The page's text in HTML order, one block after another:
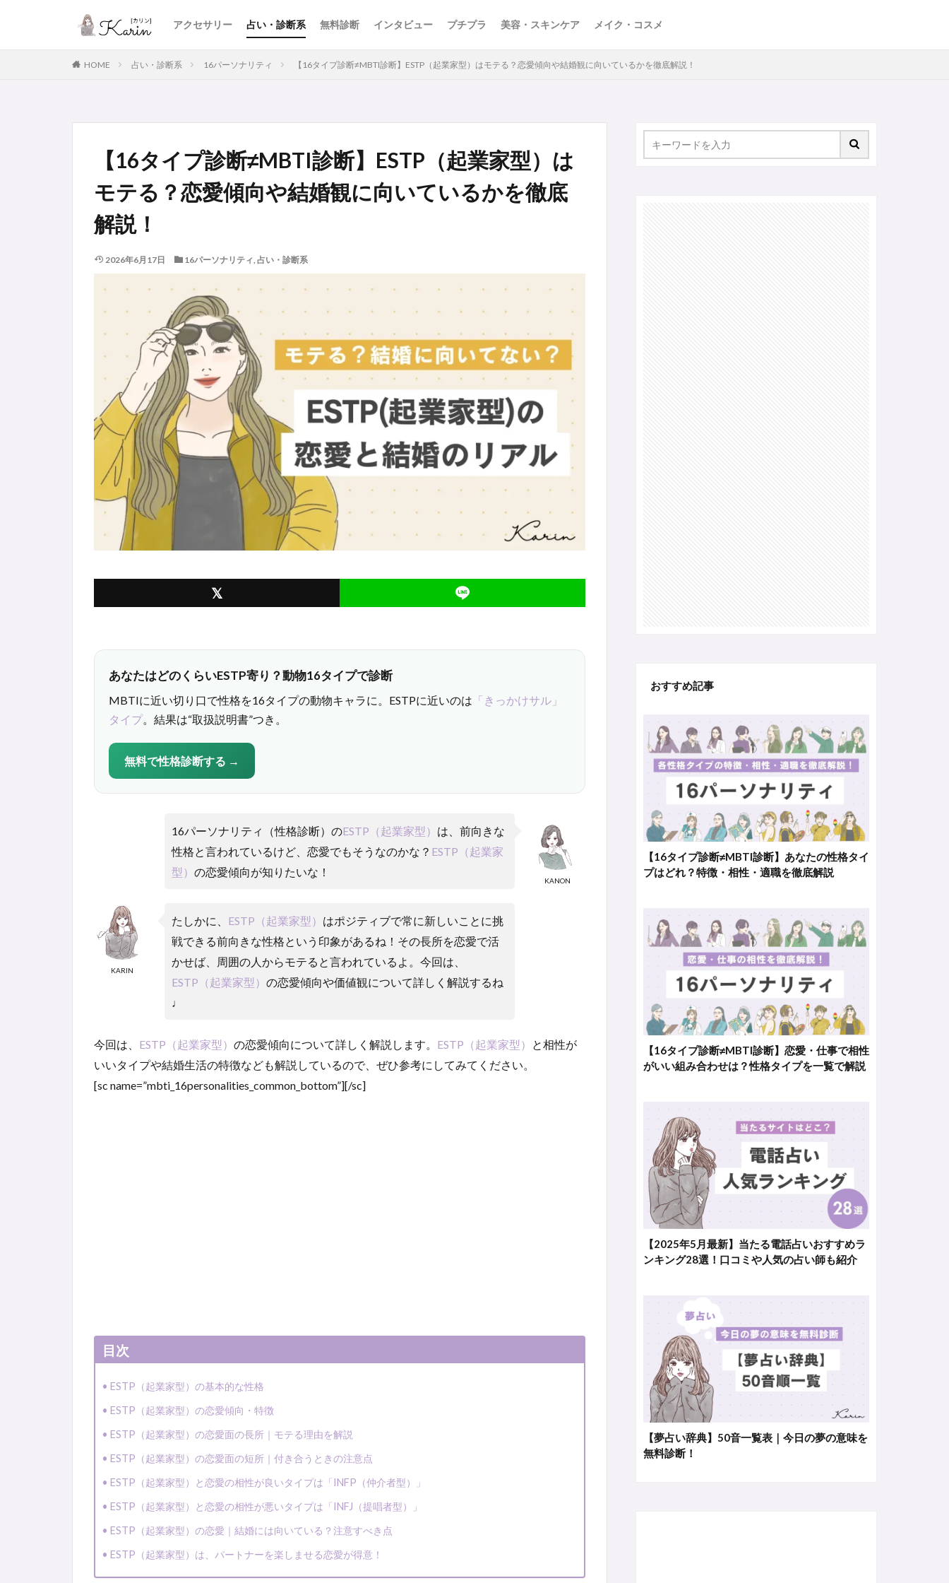
アクセサリー 占い・診断系 無料診断 インタビュー プチプラ 美容・スキンケア メイク・コスメ
HOME 占い・診断系 16パーソナリティ 【16タイプ診断≠MBTI診断】ESTP（起業家型）はモテる？恋愛傾向や結婚観に向いているかを徹底解説！
【16タイプ診断≠MBTI診断】ESTP（起業家型）は
モテる？恋愛傾向や結婚観に向いているかを徹底
解説！
2026年6月17日 16パーソナリティ, 占い・診断系
あなたはどのくらいESTP寄り？動物16タイプで診断
MBTIに近い切り口で性格を16タイプの動物キャラに。ESTPに近いのは 「きっかけサル」
タイプ。結果は“取扱説明書”つき。
無料で性格診断する →
KANON
16パーソナリティ（性格診断）のESTP（起業家型） は、前向きな
性格と言われているけど、恋愛でもそうなのかな？ ESTP（起業家
型） の恋愛傾向が知りたいな！
KARIN
たしかに、 ESTP（起業家型） はポジティブで常に新しいことに挑
戦できる前向きな性格という印象があるね！その長所を恋愛で活
かせば、周囲の人からモテると言われているよ。今回は、
ESTP（起業家型） の恋愛傾向や価値観について詳しく解説するね
♩
今回は、 ESTP（起業家型） の恋愛傾向について詳しく解説します。 ESTP（起業家型）
と相性が
いいタイプや結婚生活の特徴なども解説しているので、ぜひ参考にしてみてください。
[sc name=”mbti_16personalities_common_bottom”][/sc]
目次
ESTP（起業家型）の基本的な性格
ESTP（起業家型）の恋愛傾向・特徴
ESTP（起業家型）の恋愛面の長所｜モテる理由を解説
ESTP（起業家型）の恋愛面の短所｜付き合うときの注意点
ESTP（起業家型）と恋愛の相性が良いタイプは「INFP（仲介者型）」
ESTP（起業家型）と恋愛の相性が悪いタイプは「INFJ（提唱者型）」
ESTP（起業家型）の恋愛｜結婚には向いている？注意すべき点
ESTP（起業家型）は、パートナーを楽しませる恋愛が得意！
おすすめ記事
【16タイプ診断≠MBTI診断】あなたの性格タイ
プはどれ？特徴・相性・適職を徹底解説
【16タイプ診断≠MBTI診断】恋愛・仕事で相性
がいい組み合わせは？性格タイプを一覧で解説
【2025年5月最新】当たる電話占いおすすめラ
ンキング28選！口コミや人気の占い師も紹介
【夢占い辞典】50音一覧表｜今日の夢の意味を
無料診断！